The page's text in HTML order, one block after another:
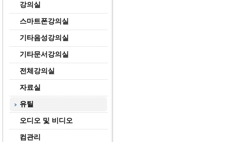
강의실
스마트폰강의실
기타음성강의실
기타문서강의실
전체강의실
자료실
유틸
오디오 및 비디오
컴관리